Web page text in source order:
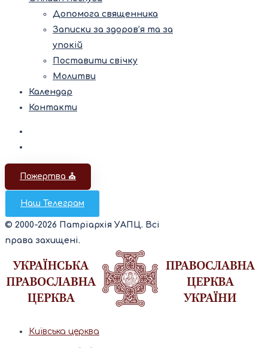
Допомога священника
Записки за здоров’я та за
упокій
Поставити свічку
Молитви
Календар
Контакти
Пожертва ⛪️
Наш Телеграм
© 2000-2026 Патріархія УАПЦ. Всі
права захищені.
Київська церква